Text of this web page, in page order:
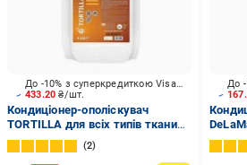
433.20₴/шт.
До -10% з суперкредиткою Visa Вигода
Кондиціонер-ополіскувач
TORTILLA для всіх типів тканин
з антибактеріальною дією 5 л
2
та
0,75 л